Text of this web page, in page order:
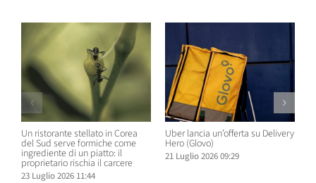
Un ristorante stellato in Corea
del Sud serve formiche come
ingrediente di un piatto: il
proprietario rischia il carcere
23 Luglio 2026 11:44
Uber lancia un’offerta su Delivery
Hero (Glovo)
21 Luglio 2026 09:29